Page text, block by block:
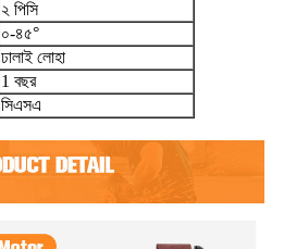
২ পিসি
০-৪৫°
ঢালাই লোহা
1 বছর
সিএসএ